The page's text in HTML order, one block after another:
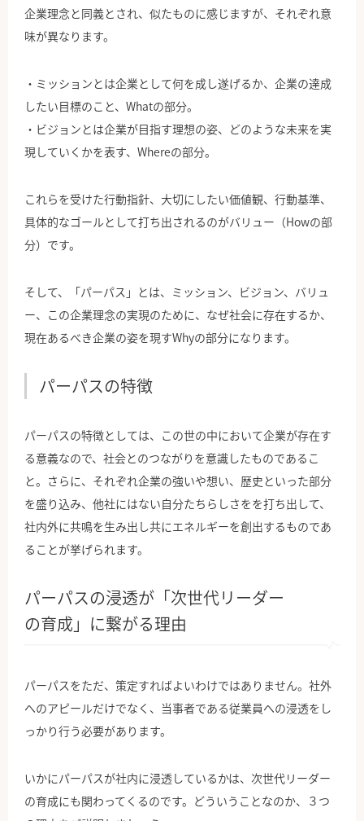
企業理念と同義とされ、似たものに感じますが、それぞれ意
味が異なります。
・ミッションとは企業として何を成し遂げるか、企業の達成
したい目標のこと、Whatの部分。
・ビジョンとは企業が目指す理想の姿、どのような未来を実
現していくかを表す、Whereの部分。
これらを受けた行動指針、大切にしたい価値観、行動基準、
具体的なゴールとして打ち出されるのがバリュー（Howの部
分）です。
そして、「パーパス」とは、ミッション、ビジョン、バリュ
ー、この企業理念の実現のために、なぜ社会に存在するか、
現在あるべき企業の姿を現すWhyの部分になります。
パーパスの特徴
パーパスの特徴としては、この世の中において企業が存在す
る意義なので、社会とのつながりを意識したものであるこ
と。さらに、それぞれ企業の強いや想い、歴史といった部分
を盛り込み、他社にはない自分たちらしさをを打ち出して、
社内外に共鳴を生み出し共にエネルギーを創出するものであ
ることが挙げられます。
パーパスの浸透が「次世代リーダー
の育成」に繋がる理由
パーパスをただ、策定すればよいわけではありません。社外
へのアピールだけでなく、当事者である従業員への浸透をし
っかり行う必要があります。
いかにパーパスが社内に浸透しているかは、次世代リーダー
の育成にも関わってくるのです。どういうことなのか、３つ